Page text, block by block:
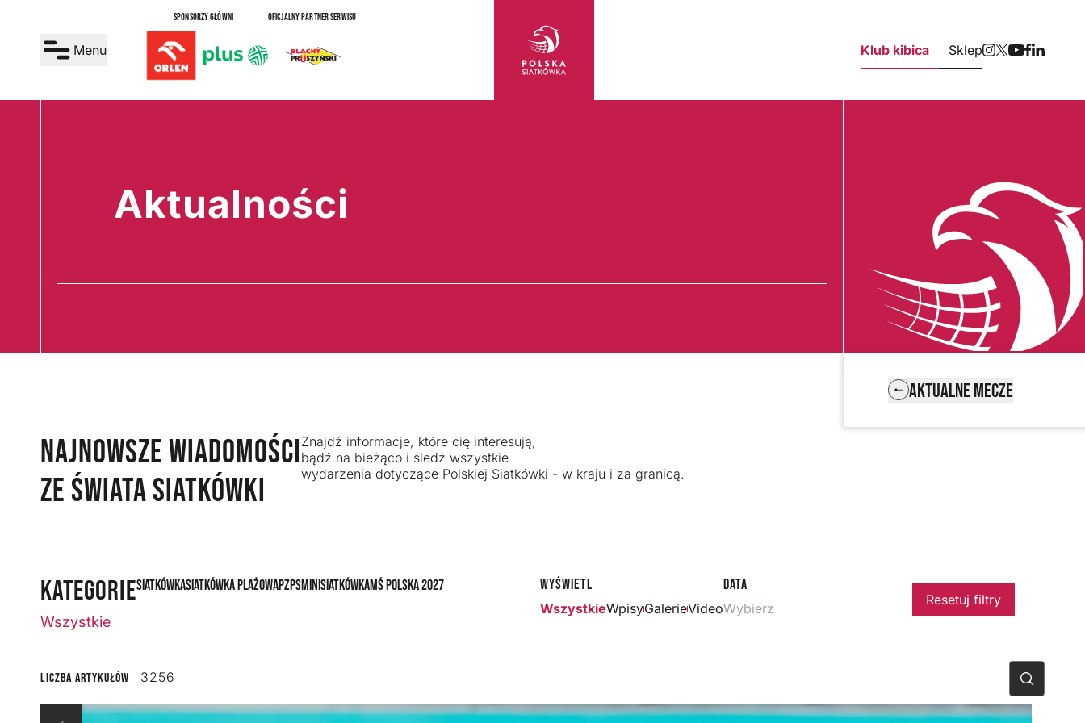
Menu
SPONSORZY GŁÓWNI OFICJALNY PARTNER SERWISU
Klub kibica Sklep
Aktualności
AKTUALNE MECZE
NAJNOWSZE WIADOMOŚCI
ZE ŚWIATA SIATKÓWKI
Znajdź informacje, które cię interesują,
bądź na bieżąco i śledź wszystkie
wydarzenia dotyczące Polskiej Siatkówki - w kraju i za granicą.
KATEGORIE
Wszystkie
SiatkówkaSiatkówka plażowaPZPSMinisiatkówkaMŚ Polska 2027 Wyświetl
WszystkieWpisyGalerieVideo
Data
Resetuj filtry
Liczba artykułów 3256